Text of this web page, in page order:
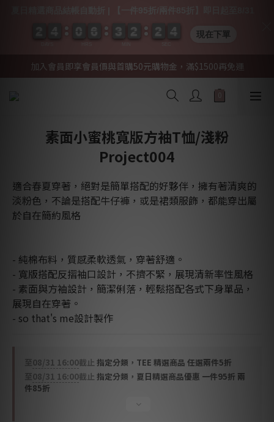
加入會員即享會員價與首購50元購物金，滿$1500再免運
素面小蜜桃寬版方袖T恤/淺粉
Project004
適合春夏穿著，絕對是簡單搭配的好夥伴，擁有著清爽的
淡粉色，不論是搭配牛仔褲，或是裙類服飾，都能穿出屬
於自在簡約風格
- 純棉布料，質感柔軟透氣，穿著舒適。
- 寬版搭配反摺袖口設計，不擠不緊，展現清新率性風格
- 素面與方袖設計，簡潔俐落，輕鬆搭配各式下身單品，
展現自在穿著。
- so that's me設計製作
至08/31 16:00截止 指定分類，TEE 精選商品 任選兩件5折
至08/31 16:00截止 指定分類，夏日精選商品優惠 一件95折 兩
件85折
6
6
6
6 3
3
3
3 2
2
2
2 2
2
2
2 0
0
4
4
3 現在下單